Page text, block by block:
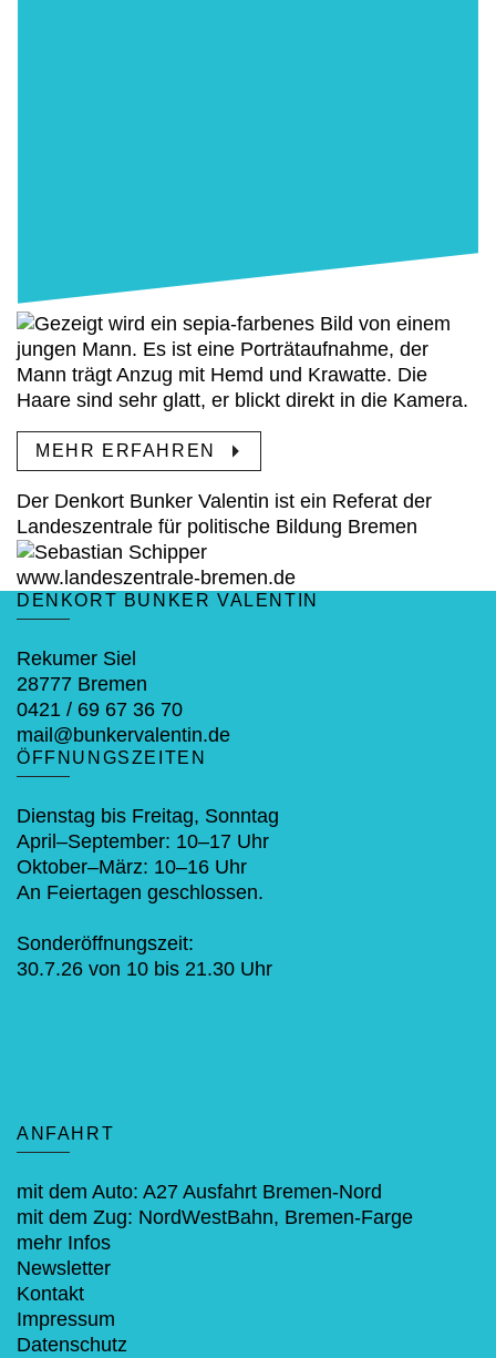
MEHR ERFAHREN
Fußbereich
Der Denkort Bunker Valentin ist ein Referat der
Landeszentrale für politische Bildung Bremen
www.landeszentrale-bremen.de
DENKORT BUNKER VALENTIN
Rekumer Siel
28777 Bremen
0421 / 69 67 36 70
mail@bunkervalentin.de
ÖFFNUNGSZEITEN
Dienstag bis Freitag, Sonntag
April–September: 10–17 Uhr
Oktober–März: 10–16 Uhr
An Feiertagen geschlossen.
Sonderöffnungszeit:
30.7.26 von 10 bis 21.30 Uhr
ANFAHRT
mit dem Auto: A27 Ausfahrt Bremen-Nord
mit dem Zug: NordWestBahn, Bremen-Farge
mehr Infos
Newsletter
Kontakt
Impressum
Datenschutz